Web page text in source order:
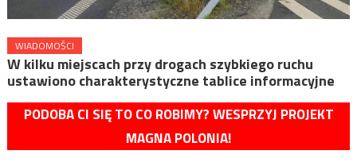
WIADOMOŚCI
W kilku miejscach przy drogach szybkiego ruchu
ustawiono charakterystyczne tablice informacyjne
PODOBA CI SIĘ TO CO ROBIMY? WESPRZYJ PROJEKT
MAGNA POLONIA!